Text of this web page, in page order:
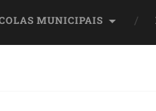
MUNICIPAIS